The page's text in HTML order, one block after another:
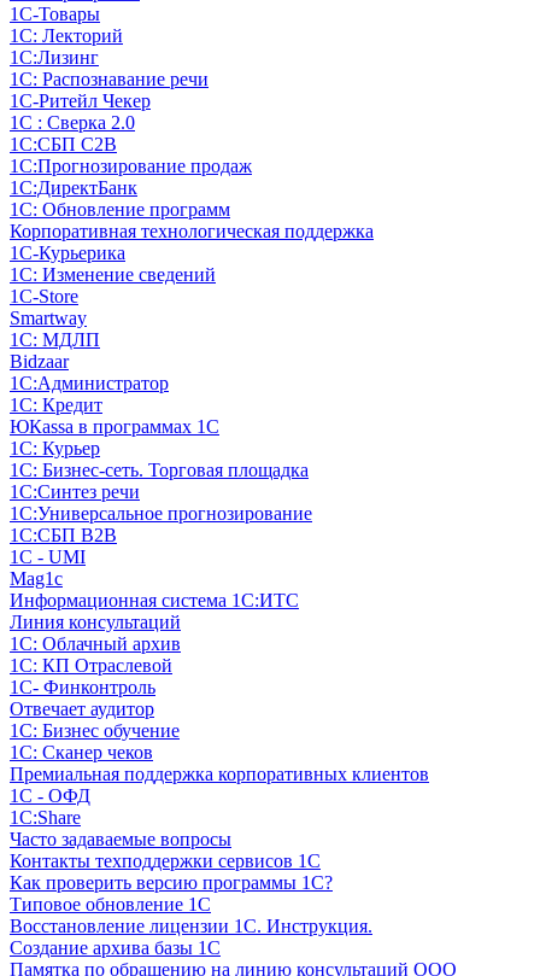
1С-Товары
1С: Лекторий
1С:Лизинг
1С: Распознавание речи
1C-Ритейл Чекер
1С : Сверка 2.0
1С:СБП C2B
1С:Прогнозирование продаж
1С:ДиректБанк
1С: Обновление программ
Корпоративная технологическая поддержка
1С-Курьерика
1С: Изменение сведений
1C-Store
Smartway
1С: МДЛП
Bidzaar
1С:Администратор
1С: Кредит
ЮКаssа в программах 1С
1С: Курьер
1С: Бизнес-сеть. Торговая площадка
1С:Синтез речи
1С:Универсальное прогнозирование
1С:СБП B2B
1C - UMI
Mag1c
Информационная система 1С:ИТС
Линия консультаций
1С: Облачный архив
1С: КП Отраслевой
1С- Финконтроль
Отвечает аудитор
1С: Бизнес обучение
1С: Сканер чеков
Премиальная поддержка корпоративных клиентов
1С - ОФД
1С:Share
Часто задаваемые вопросы
Контакты техподдержки сервисов 1С
Как проверить версию программы 1С?
Типовое обновление 1С
Восстановление лицензии 1С. Инструкция.
Создание архива базы 1С
Памятка по обращению на линию консультаций ООО